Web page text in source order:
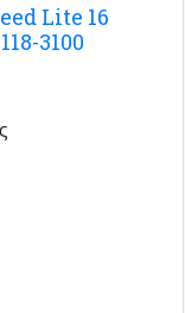
Lite 16
3100